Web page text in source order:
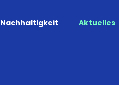
Nachhaltigkeit Aktuelles